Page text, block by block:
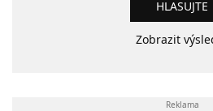
Zobrazit
Reklama